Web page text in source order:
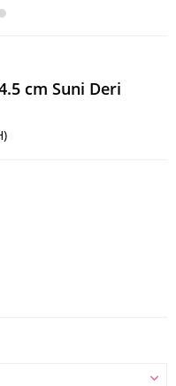
cm Suni Deri